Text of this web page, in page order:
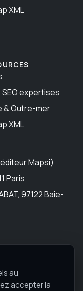
XML
SEO expertises
& Outre-mer
XML
Mapsi)
Paris
97122 Baie-
au
accepter la